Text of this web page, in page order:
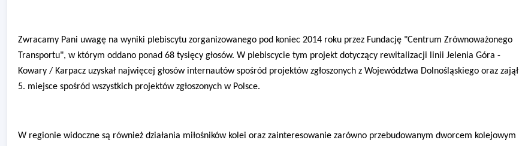
Zwracamy Pani uwagę na wyniki plebiscytu zorganizowanego pod koniec 2014 roku przez Fundację "Centrum Zrównoważonego
Transportu", w którym oddano ponad 68 tysięcy głosów. W plebiscycie tym projekt dotyczący rewitalizacji linii Jelenia Góra -
Kowary / Karpacz uzyskał najwięcej głosów internautów spośród projektów zgłoszonych z Województwa Dolnośląskiego oraz zajął
5. miejsce spośród wszystkich projektów zgłoszonych w Polsce.
W regionie widoczne są również działania miłośników kolei oraz zainteresowanie zarówno przebudowanym dworcem kolejowym